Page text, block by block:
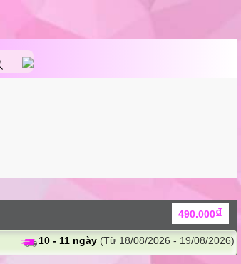
490.000₫
10 - 11 ngày (Từ 18/08/2026 - 19/08/2026)